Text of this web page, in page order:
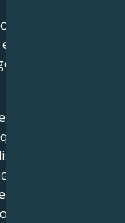
é
no seu
vai
falar
conte uma
ou
você é com
essa
guarda!